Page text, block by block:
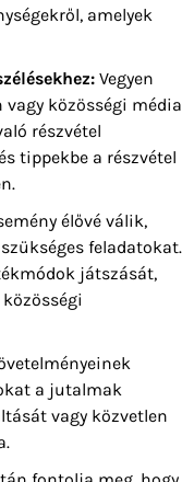
amelyek
Vegyen
közösségi média
részvétel
tippekbe a részvétel
élővé válik,
feladatokat.
játszását,
a jutalmak
vagy közvetlen